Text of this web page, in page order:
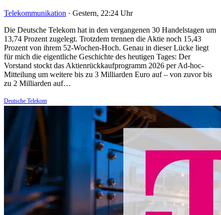
Telekommunikation · Gestern, 22:24 Uhr
Die Deutsche Telekom hat in den vergangenen 30 Handelstagen um
13,74 Prozent zugelegt. Trotzdem trennen die Aktie noch 15,43
Prozent von ihrem 52-Wochen-Hoch. Genau in dieser Lücke liegt
für mich die eigentliche Geschichte des heutigen Tages: Der
Vorstand stockt das Aktienrückkaufprogramm 2026 per Ad-hoc-
Mitteilung um weitere bis zu 3 Milliarden Euro auf – von zuvor bis
zu 2 Milliarden auf…
Deutsche Telekom